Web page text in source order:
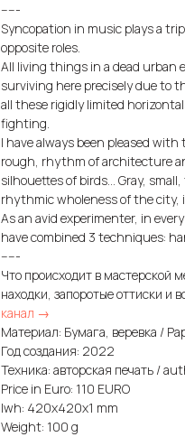
-----
Syncopation in music plays a
opposite roles.
All living things in a dead urban
surviving here precisely due to
all these rigidly limited
fighting.
I have always been pleased
rough, rhythm of architecture
silhouettes of birds... Gray,
rhythmic wholeness of the city,
As an avid experimenter, in
have combined 3 techniques:
-----
Что происходит в мастерской
находки, запоротые оттиски и
канал →
Материал: Бумага, веревка /
Год создания: 2022
Техника: авторская печать /
Price in Euro: 110 EURO
lwh: 420x420x1 mm
Weight: 100 g